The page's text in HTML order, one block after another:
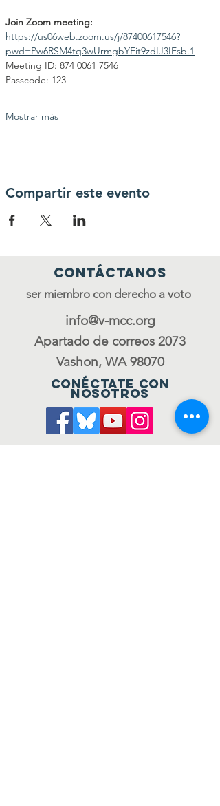
Join Zoom meeting:
https://us06web.zoom.us/j/87400617546?
pwd=Pw6RSM4tq3wUrmgbYEit9zdIJ3IEsb.1
Meeting ID: 874 0061 7546
Passcode: 123
Mostrar más
Compartir este evento
Contáctanos
ser miembro con derecho a voto
info@v-mcc.org
Apartado de correos 2073
Vashon, WA 98070
Conéctate con
nosotros